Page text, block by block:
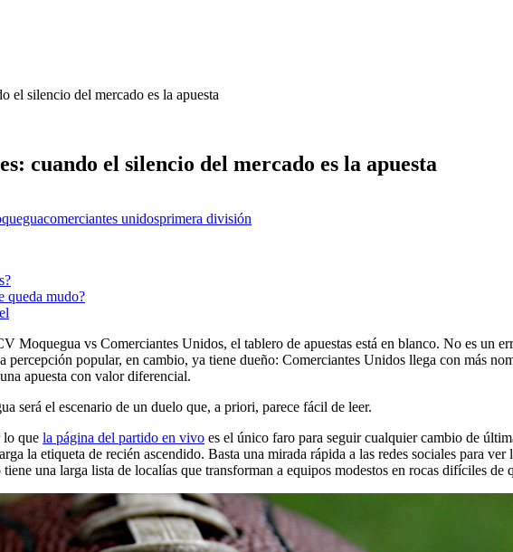
el silencio del mercado es la apuesta
cuando el silencio del mercado es la apuesta
comerciantes unidosprimera división
queda mudo?
Moquegua vs Comerciantes Unidos, el tablero de apuestas está en blanco. No es un
popular, en cambio, ya tiene dueño: Comerciantes Unidos llega con más
apuesta con valor diferencial.
será el escenario de un duelo que, a priori, parece fácil de leer.
lo que la página del partido en vivo es el único faro para seguir cualquier cambio de
la etiqueta de recién ascendido. Basta una mirada rápida a las redes sociales para
una larga lista de localías que transforman a equipos modestos en rocas difíciles de